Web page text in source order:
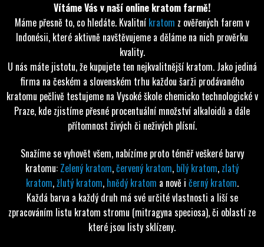
Vítáme Vás v naší online kratom farmě!
Máme přesně to, co hledáte. Kvalitní kratom z ověřených farem v
Indonésii, které aktivně navštěvujeme a děláme na nich prověrku
kvality.
U nás máte jistotu, že kupujete ten nejkvalitnější kratom. Jako jediná
firma na českém a slovenském trhu každou šarži prodávaného
kratomu pečlivě testujeme na Vysoké škole chemicko technologické v
Praze, kde zjistíme přesné procentuální množství alkaloidů a dále
přítomnost živých či neživých plísní.
Snažíme se vyhovět všem, nabízíme proto téměř veškeré barvy
kratomu: Zelený kratom,červený kratom, bílý kratom, zlatý
kratom,žlutý kratom, hnědý kratom a nově i černý kratom.
Každá barva a každý druh má své určité vlastnosti a liší se
zpracováním listu kratom stromu (mitragyna speciosa), či oblastí ze
které jsou listy sklízeny.